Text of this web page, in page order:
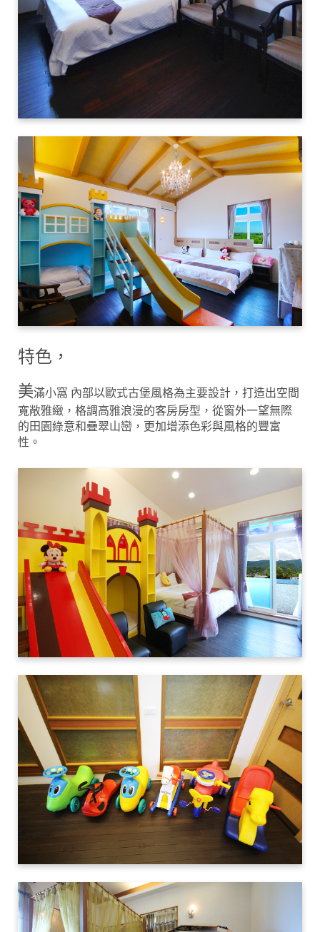
特色，
美滿小窩 內部以歐式古堡風格為主要設計，打造出空間
寬敞雅緻，格調高雅浪漫的客房房型，從窗外一望無際
的田園綠意和疊翠山巒，更加增添色彩與風格的豐富
性。